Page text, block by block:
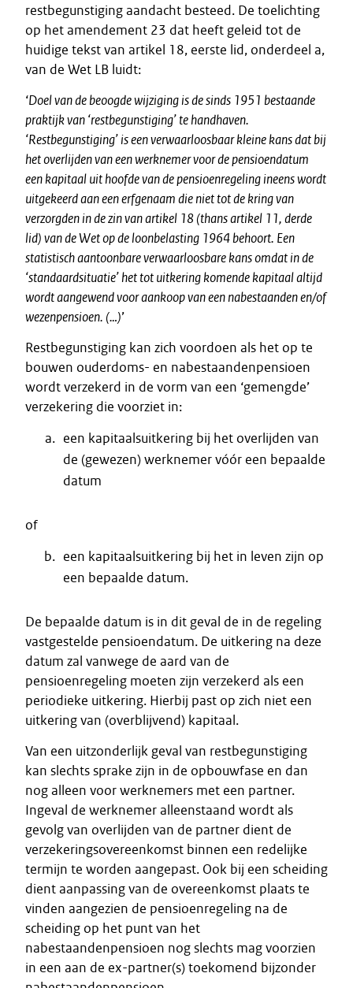
restbegunstiging aandacht besteed. De toelichting
op het amendement 23 dat heeft geleid tot de
huidige tekst van artikel 18, eerste lid, onderdeel a,
van de Wet LB luidt:
‘Doel van de beoogde wijziging is de sinds 1951 bestaande
praktijk van ‘restbegunstiging’ te handhaven.
‘Restbegunstiging’ is een verwaarloosbaar kleine kans dat bij
het overlijden van een werknemer voor de pensioendatum
een kapitaal uit hoofde van de pensioenregeling ineens wordt
uitgekeerd aan een erfgenaam die niet tot de kring van
verzorgden in de zin van artikel 18 (thans artikel 11, derde
lid) van de Wet op de loonbelasting 1964 behoort. Een
statistisch aantoonbare verwaarloosbare kans omdat in de
‘standaardsituatie’ het tot uitkering komende kapitaal altijd
wordt aangewend voor aankoop van een nabestaanden en/of
wezenpensioen. (…)’
Restbegunstiging kan zich voordoen als het op te
bouwen ouderdoms- en nabestaandenpensioen
wordt verzekerd in de vorm van een ‘gemengde’
verzekering die voorziet in:
een kapitaalsuitkering bij het overlijden van
de (gewezen) werknemer vóór een bepaalde
datum
of
een kapitaalsuitkering bij het in leven zijn op
een bepaalde datum.
De bepaalde datum is in dit geval de in de regeling
vastgestelde pensioendatum. De uitkering na deze
datum zal vanwege de aard van de
pensioenregeling moeten zijn verzekerd als een
periodieke uitkering. Hierbij past op zich niet een
uitkering van (overblijvend) kapitaal.
Van een uitzonderlijk geval van restbegunstiging
kan slechts sprake zijn in de opbouwfase en dan
nog alleen voor werknemers met een partner.
Ingeval de werknemer alleenstaand wordt als
gevolg van overlijden van de partner dient de
verzekeringsovereenkomst binnen een redelijke
termijn te worden aangepast. Ook bij een scheiding
dient aanpassing van de overeenkomst plaats te
vinden aangezien de pensioenregeling na de
scheiding op het punt van het
nabestaandenpensioen nog slechts mag voorzien
in een aan de ex-partner(s) toekomend bijzonder